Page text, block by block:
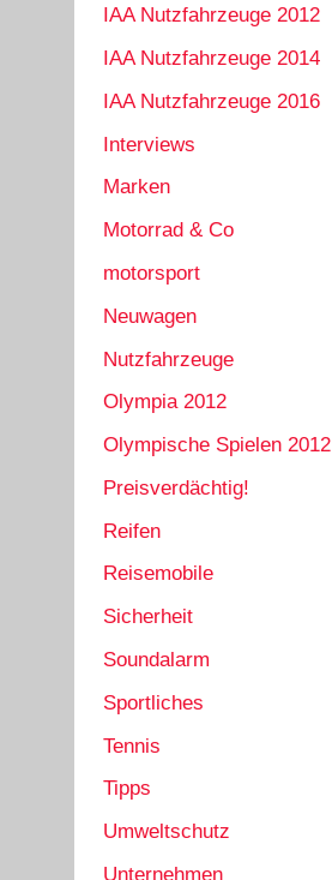
IAA Nutzfahrzeuge 2012
IAA Nutzfahrzeuge 2014
IAA Nutzfahrzeuge 2016
Interviews
Marken
Motorrad & Co
motorsport
Neuwagen
Nutzfahrzeuge
Olympia 2012
Olympische Spielen 2012
Preisverdächtig!
Reifen
Reisemobile
Sicherheit
Soundalarm
Sportliches
Tennis
Tipps
Umweltschutz
Unternehmen